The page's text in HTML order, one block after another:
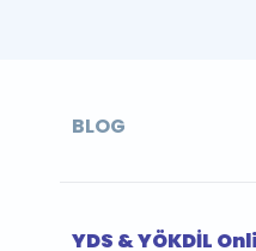
BLOG
YDS & YÖKDİL